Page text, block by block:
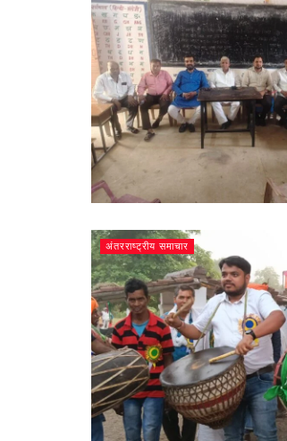
अंतरराष्ट्रीय समाचार